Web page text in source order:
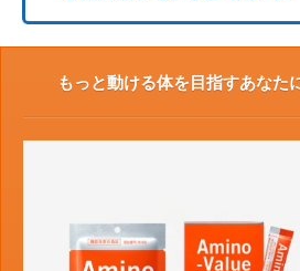
もっと動ける体を目指すあなた